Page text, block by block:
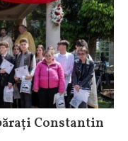
Constantin